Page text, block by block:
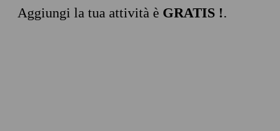
Aggiungi la tua attività è GRATIS !.